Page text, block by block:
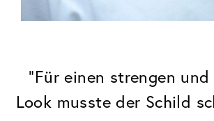
"Für einen strengen
Look musste der Schild